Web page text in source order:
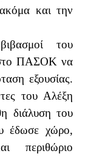
και την
του
στο ΠΑΣΟΚ να
εξουσίας.
του Αλέξη
διάλυση του
έδωσε χώρο,
περιθώριο